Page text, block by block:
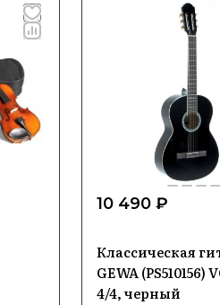
Gewa
В основе
10 490 ₽
Классическая
GEWA (PS510156)
4/4, черный